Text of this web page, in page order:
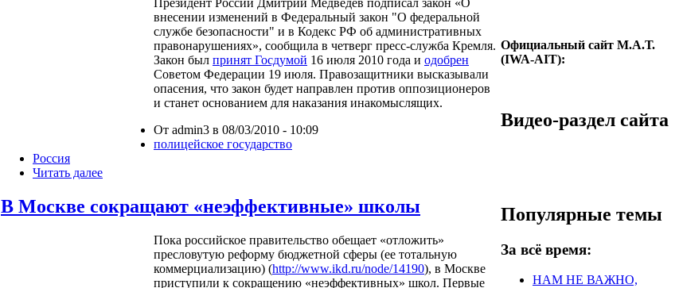
внесении изменений в Федеральный закон "О федеральной
службе безопасности" и в Кодекс РФ об административных
правонарушениях», сообщила в четверг пресс-служба Кремля.
Закон был принят Госдумой 16 июля 2010 года и одобрен
Советом Федерации 19 июля. Правозащитники высказывали
опасения, что закон будет направлен против оппозиционеров
и станет основанием для наказания инакомыслящих.
От admin3 в 08/03/2010 - 10:09
полицейское государство
Россия
Читать далее
В Москве сокращают «неэффективные» школы
Пока российское правительство обещает «отложить»
пресловутую реформу бюджетной сферы (ее тотальную
коммерциализацию) (http://www.ikd.ru/node/14190), в Москве
приступили к сокращению «неэффективных» школ. Первые
Официальный сайт М.А.Т.
(IWA-AIT):
Видео-раздел сайта
Популярные темы
За всё время:
НАМ НЕ ВАЖНО,